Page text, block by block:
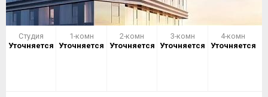
Студия
Уточняется
1-комн
Уточняется
2-комн
Уточняется
3-комн
Уточняется
4-комн
Уточняется